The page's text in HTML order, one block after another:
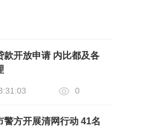
款开放申请 内比都及各
0
警方开展清网行动 41名